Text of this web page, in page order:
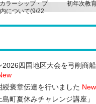
ラーシップ・プ
について(9/22
初年次教
2026四国地区大会を弓削商
綬褒章伝達を行いました New
町夏休みチャレンジ講座」